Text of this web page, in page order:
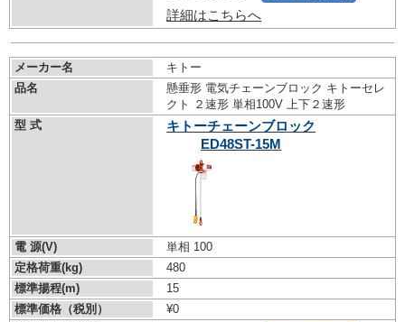
詳細はこちらへ
メーカー名
キトー
品名
懸垂形 電気チェーンブロック キトーセレ
クト ２速形 単相100V 上下２速形
型 式
キトーチェーンブロック
ED48ST-15M
電 源(V)
単相 100
定格荷重(kg)
480
標準揚程(m)
15
標準価格（税別）
¥0